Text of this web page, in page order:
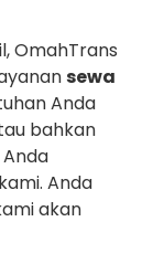
OmahTrans
sewa
Anda
bahkan
Anda
akan